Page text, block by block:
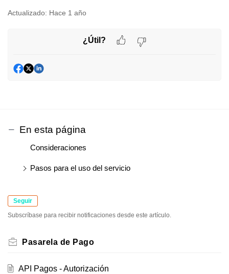
Actualizado: Hace 1 año
¿Útil?
En esta página
Consideraciones
Pasos para el uso del servicio
Seguir
Subscríbase para recibir notificaciones desde este artículo.
Pasarela de Pago
API Pagos - Autorización